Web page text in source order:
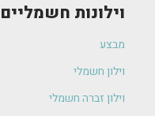
וילונות חשמליים
מבצע
וילון חשמלי
וילון זברה חשמלי